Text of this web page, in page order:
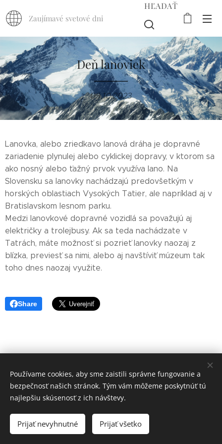
Zaujímavé svetové dni
HĽADAŤ
Deň lanoviek
09.10.2023
Lanovka, alebo zriedkavo lanová dráha je dopravné
zariadenie plynulej alebo cyklickej dopravy, v ktorom sa
ako nosný alebo ťažný prvok využíva lano. Na
Slovensku sa lanovky nachádzajú predovšetkým v
horských oblastiach Vysokých Tatier, ale napríklad aj v
Bratislavskom lesnom parku.
Medzi lanovkové dopravné vozidlá sa považujú aj
električky a trolejbusy. Ak sa teda nachádzate v
Tatrách, máte možnosť si pozrieť lanovky naozaj z
blízka, previesť sa nimi, alebo aj navštíviť múzeum tak
toho dnes naozaj využite.
Share
Rabekka Art s.r.o.
Vytvorené službouWebnode
Používame cookies, aby sme zaistili správne fungovanie a
bezpečnosť našich stránok. Tým vám môžeme poskytnúť tú
najlepšiu skúsenosť z ich návštevy.
Prijať nevyhnutné Prijať všetko